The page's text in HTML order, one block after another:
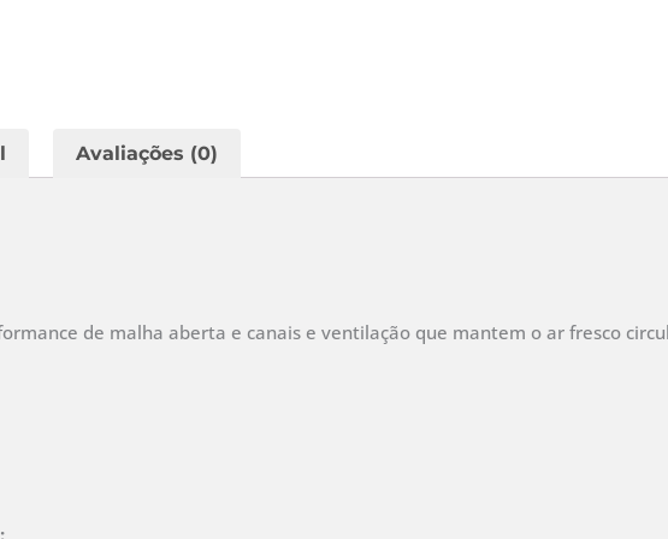
Avaliações (0)
de malha aberta e canais e ventilação que mantem o ar fresco